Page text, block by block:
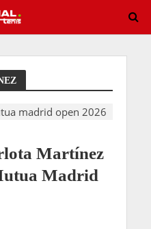
Brownsburg 2026
Martínez
Madrid